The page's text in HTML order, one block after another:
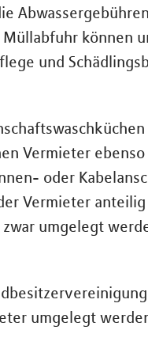
können
und
Vermieter
oder
Vermieter
umgelegt
umgelegt